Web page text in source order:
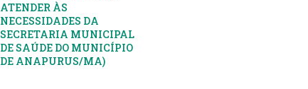
ATENDER ÀS
NECESSIDADES DA
SECRETARIA MUNICIPAL
DE SAÚDE DO MUNICÍPIO
DE ANAPURUS/MA)